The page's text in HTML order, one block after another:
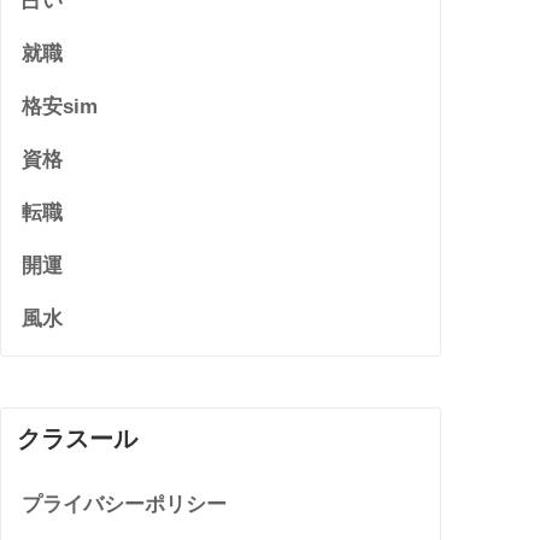
就職
格安sim
資格
転職
開運
風水
クラスール
プライバシーポリシー